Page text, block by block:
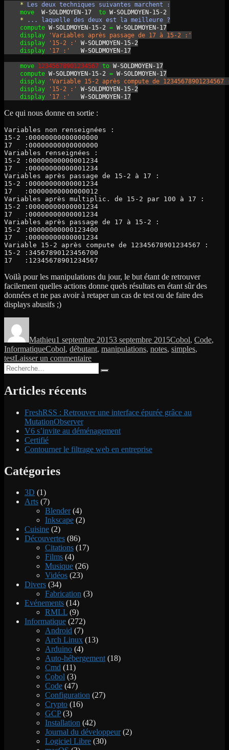
* Les deux techniques suivantes marchent :
move
W-SOLDMOYEN-17 to W-SOLDMOYEN-15-2
*
compute W-SOLDMOYEN-15-2 = W-SOLDMOYEN-17
display
'Variables après passage de 17 à 15-2 :'
display
'15-2 :'
W-SOLDMOYEN-15-2
display
'17 :'
   W-SOLDMOYEN-17
move 12345678901234567 to W-SOLDMOYEN-17
compute W-SOLDMOYEN-15-2 = W-SOLDMOYEN-17
display
'Variable 15-2 après compute de
display
'15-2 :'
W-SOLDMOYEN-15-2
display
'17 :'
   W-SOLDMOYEN-17
Ce qui nous donne en sortie :
Variables non renseignées :
15-2 :00000000000000000
17   :00000000000000000
Variables renseignées :
15-2 :00000000000001234
17   :00000000000001234
Variables après passage de 15-2 à 17 :
15-2 :00000000000001234
17   :00000000000000012
Variables après multiplic. de 15-2 par 100 à 17 :
15-2 :00000000000001234
17   :00000000000001234
Variables après passage de 17 à 15-2 :
15-2 :00000000000123400
17   :00000000000001234
Variable 15-2 après compute de 12345678901234567 :
15-2 :34567890123456700
Voilà pour les manipulations du jour, le but étant de retrouver
facilement quelles actions donne quels résultats en étant sûr des
données et ne pas avoir à retaper un cas de test ou de faire des
displays abusifs ;)
Mathieu1 septembre 20153 septembre 2015Cobol, Code,
InformatiqueÉtiquettes
Cobol, débutant, manipulations, notes, simples,
testLaisser un commentairesur
de
Recherche
pour :
Articles récents
FreshRSS : Retrouver une interface épurée grâce au
MutationObserver
V6 s’invite au déménagement
Certifié
Contourner le filtrage web en entreprise
Catégories
3D (1)
Arts (7)
Blender(4)
Inkscape (2)
Cuisine (2)
Découvertes (86)
Citations (17)
Films (4)
Musique (26)
Vidéos (23)
Divers (34)
Fabrication (3)
Evénements (14)
RMLL (9)
Informatique (272)
Android (7)
Arch Linux (13)
Arduino (4)
Auto-hébergement(18)
Cmd (11)
Cobol (3)
Code (47)
Configuration (27)
Crypto (16)
GCP(3)
Installation (42)
Journal du développeur(2)
Logiciel Libre (30)